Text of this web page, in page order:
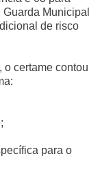
Municipal
de risco
o certame contou
para o